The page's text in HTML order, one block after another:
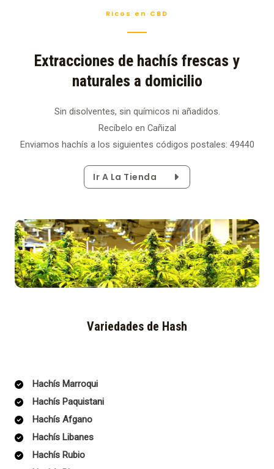
Ricos en CBD
Extracciones de hachís frescas y
naturales a domicilio
Sin disolventes, sin químicos ni añadidos.
Recíbelo en Cañizal
Enviamos hachís a los siguientes códigos postales: 49440
Ir A La Tienda
Variedades de Hash
Hachís Marroqui
Hachís Paquistani
Hachís Afgano
Hachís Libanes
Hachís Rubio